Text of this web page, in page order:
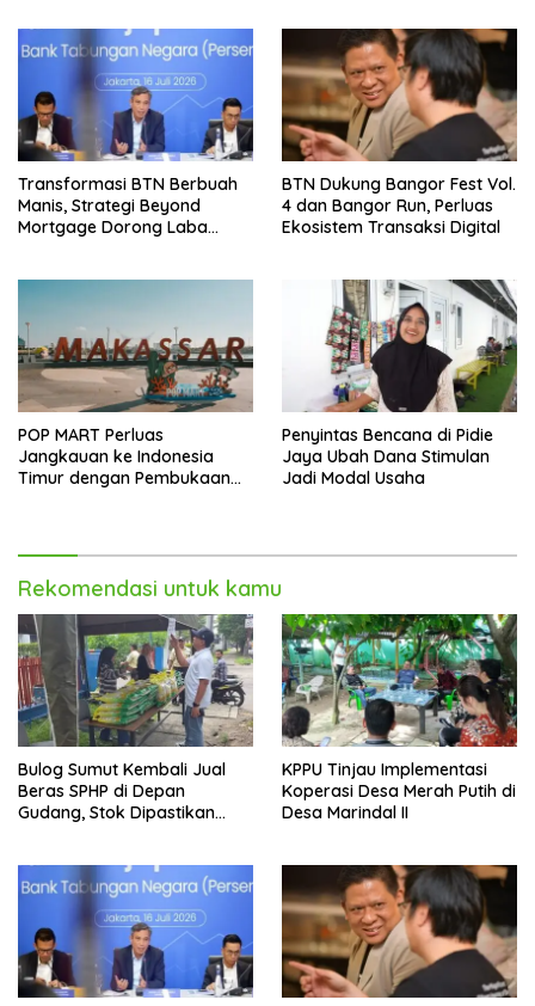
Transformasi BTN Berbuah
Manis, Strategi Beyond
Mortgage Dorong Laba
BTN Dukung Bangor Fest Vol.
4 dan Bangor Run, Perluas
Ekosistem Transaksi Digital
POP MART Perluas
Jangkauan ke Indonesia
Timur dengan Pembukaan
Penyintas Bencana di Pidie
Jaya Ubah Dana Stimulan
Jadi Modal Usaha
Rekomendasi untuk kamu
Bulog Sumut Kembali Jual
Beras SPHP di Depan
Gudang, Stok Dipastikan
KPPU Tinjau Implementasi
Koperasi Desa Merah Putih di
Desa Marindal II